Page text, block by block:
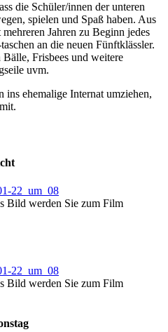
die Schüler/innen der unteren
spielen und Spaß haben. Aus
Jahren zu Beginn jedes
an die neuen Fünftklässler.
Frisbees und weitere
uvm.
ins ehemalige Internat umziehen,
Bild werden Sie zum Film
Bild werden Sie zum Film